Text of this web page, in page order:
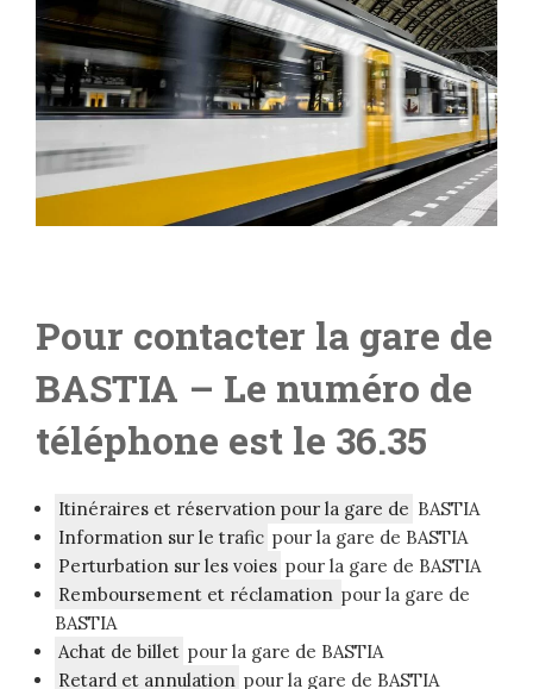
Pour contacter la gare de
BASTIA – Le numéro de
téléphone est le 36.35
Itinéraires et réservation pour la gare de BASTIA
Information sur le trafic pour la gare de BASTIA
Perturbation sur les voies pour la gare de BASTIA
Remboursement et réclamation pour la gare de
BASTIA
Achat de billet pour la gare de BASTIA
Retard et annulation pour la gare de BASTIA